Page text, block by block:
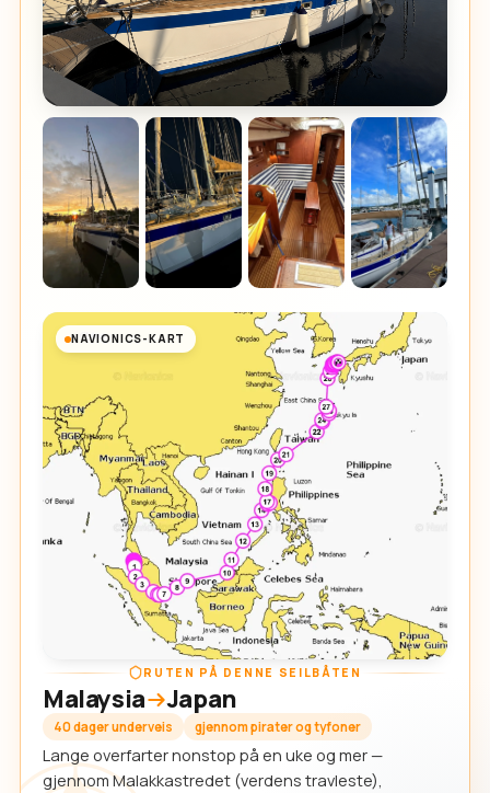
NAVIONICS-KART
RUTEN PÅ DENNE SEILBÅTEN
Malaysia Japan
40 dager underveis gjennom pirater og tyfoner
Lange overfarter nonstop på en uke og mer —
gjennom Malakkastredet (verdens travleste),